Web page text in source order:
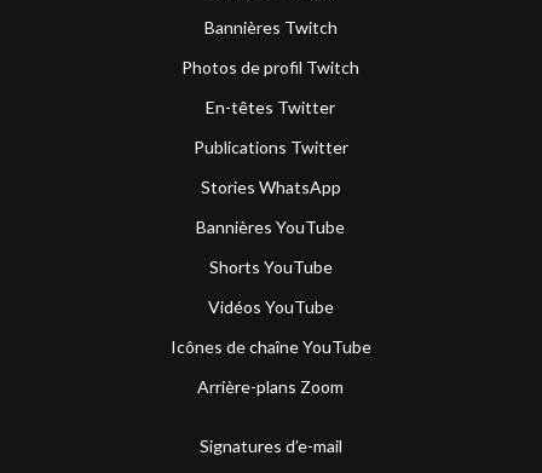
Bannières Twitch
Photos de profil Twitch
En-têtes Twitter
Publications Twitter
Stories WhatsApp
Bannières YouTube
Shorts YouTube
Vidéos YouTube
Icônes de chaîne YouTube
Arrière-plans Zoom
Signatures d’e-mail